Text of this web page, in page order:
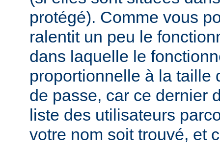
protégé). Comme vous
ralentit un peu le
dans laquelle le
proportionnelle à la taille
de passe, car ce dernier
liste des utilisateurs
votre nom soit trouvé, et